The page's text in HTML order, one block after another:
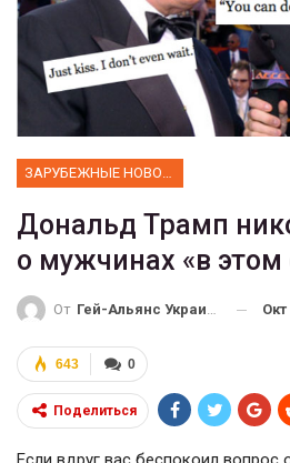
Дональд Трамп
о мужчинах «в
От Гей-Альянс Украина Окт
0
643
Поделиться